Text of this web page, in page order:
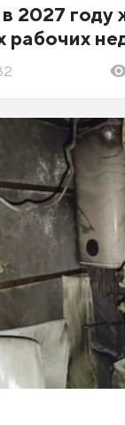
2027 году
рабочих